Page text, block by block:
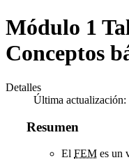
Módulo 1
Conceptos
Detalles
Última actualización:
Resumen
El FEM es un